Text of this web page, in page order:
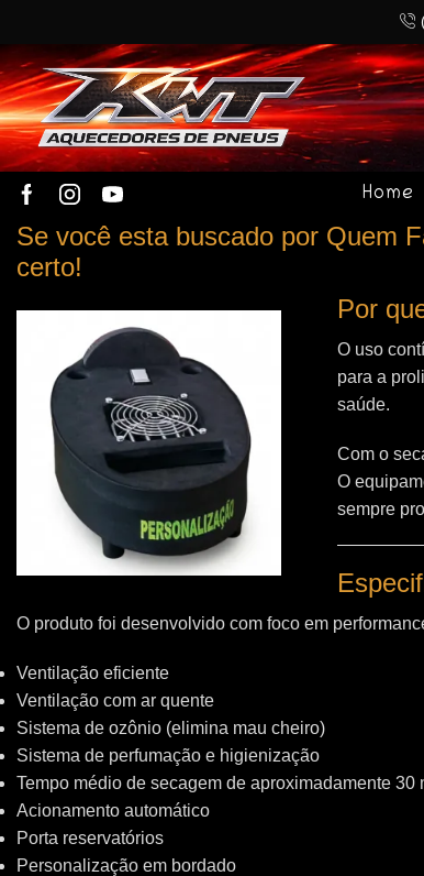
Home
Se você esta buscado por Quem
certo!
Por
O uso
para a
saúde.
Com o
O
sempre
O produto foi desenvolvido com foco em
Ventilação eficiente
Ventilação com ar quente
Sistema de ozônio (elimina mau cheiro)
Sistema de perfumação e higienização
Tempo médio de secagem de aproximadamente 30
Acionamento automático
Porta reservatórios
Personalização em bordado